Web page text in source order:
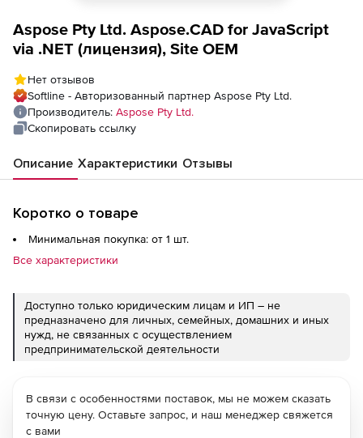
Aspose Pty Ltd. Aspose.CAD for JavaScript
via .NET (лицензия), Site OEM
Нет отзывов
Softline - Авторизованный партнер Aspose Pty Ltd.
Производитель: Aspose Pty Ltd.
Скопировать ссылку
Описание Характеристики Отзывы
Коротко о товаре
Минимальная покупка: от 1 шт.
Все характеристики
Доступно только юридическим лицам и ИП – не
предназначено для личных, семейных, домашних и иных
нужд, не связанных с осуществлением
предпринимательской деятельности
В связи с особенностями поставок, мы не можем сказать
точную цену. Оставьте запрос, и наш менеджер свяжется
с вами